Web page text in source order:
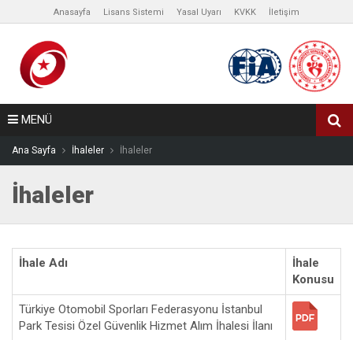
Anasayfa Lisans Sistemi Yasal Uyarı KVKK İletişim
MENÜ
Ana Sayfa İhaleler İhaleler
İhaleler
İhale Adı
İhale
Konusu
Türkiye Otomobil Sporları Federasyonu İstanbul
Park Tesisi Özel Güvenlik Hizmet Alım İhalesi İlanı